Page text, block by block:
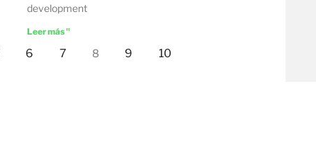
development
Leer más "
6 7 8 9 10